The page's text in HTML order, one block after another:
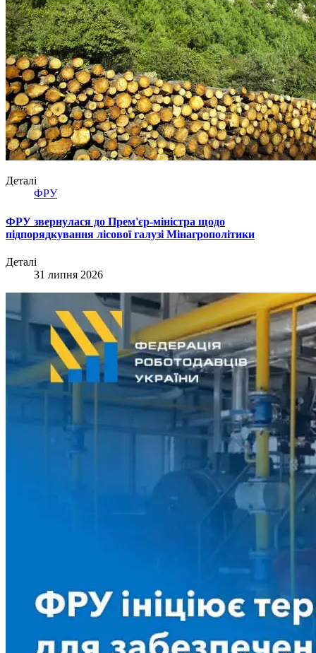
Деталі
ФРУ
ФРУ звернулася до Прем'єр-міністра щодо
підпорядкування лісової галузі Мінагрополітики
Деталі
31 липня 2026